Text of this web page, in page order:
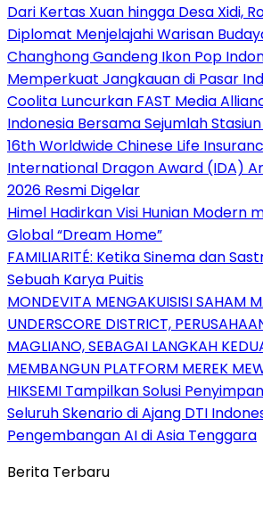
Dari Kertas Xuan hingga Desa Xidi,
Diplomat Menjelajahi Warisan
Changhong Gandeng Ikon Pop
Memperkuat Jangkauan di Pasar
Coolita Luncurkan FAST Media
Indonesia Bersama Sejumlah
16th Worldwide Chinese Life
International Dragon Award (IDA)
2026 Resmi Digelar
Himel Hadirkan Visi Hunian Modern
Global “Dream Home”
FAMILIARITÉ: Ketika Sinema dan
Sebuah Karya Puitis
MONDEVITA MENGAKUISISI SAHAM
UNDERSCORE DISTRICT,
MAGLIANO, SEBAGAI LANGKAH
MEMBANGUN PLATFORM MEREK
HIKSEMI Tampilkan Solusi
Seluruh Skenario di Ajang DTI
Pengembangan AI di Asia Tenggara
Berita Terbaru